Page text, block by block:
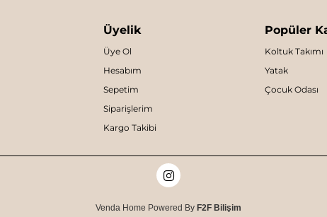
Üyelik
Üye Ol
Hesabım
Sepetim
Siparişlerim
Kargo Takibi
Popüler
Koltuk Takımı
Yatak
Çocuk Odası
Venda Home Powered By F2F Bilişim